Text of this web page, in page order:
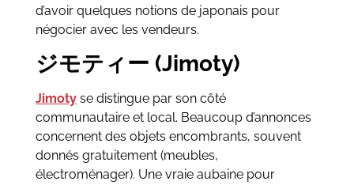
d’avoir quelques notions de japonais pour
négocier avec les vendeurs.
ジモティー (Jimoty)
Jimotyse distingue par son côté
communautaire et local. Beaucoup d’annonces
concernent des objets encombrants, souvent
donnés gratuitement (meubles,
électroménager). Une vraie aubaine pour